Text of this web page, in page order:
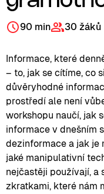
90 min 30 žáků
Informace, které
– to, jak se cítíme, co
důvěryhodné
prostředí ale není
workshopu naučí, jak
informace v dnešním
dezinformace a jak je
jaké manipulativní
nejčastěji používají, a
zkratkami, které nám